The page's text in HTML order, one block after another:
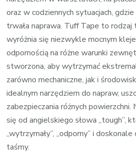
oraz w codziennych sytuacjach,
trwała naprawa. Tuff Tape to rodzaj
wyróżnia się niezwykle mocnym
odpornością na różne warunki
stworzona, aby wytrzymać
zarówno mechaniczne, jak i
idealnym narzędziem do napraw,
zabezpieczania różnych powierzchni.
się od angielskiego słowa „tough”,
„wytrzymały”, „odporny” i
taśmy.